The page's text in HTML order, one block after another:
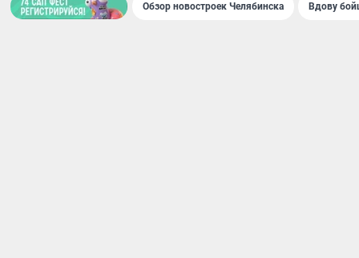
Обзор новостроек Челябинска Вдову